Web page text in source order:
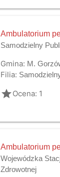
Ambulatorium
Samodzielny
Gmina: M.
Filia:
gradeOcena: 1
Ambulatorium
Wojewódzka
Zdrowotnej